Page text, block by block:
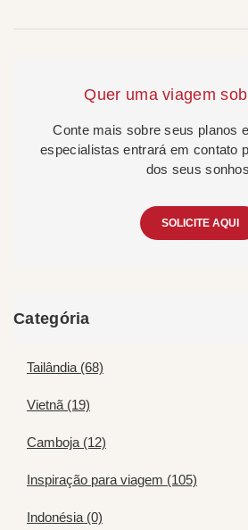
Quer uma viagem
Conte mais sobre seus planos
especialistas entrará em contato
dos seus
SOLICITE AQUI
Categória
Tailândia (68)
Vietnã (19)
Camboja (12)
Inspiração para viagem (105)
Indonésia (0)